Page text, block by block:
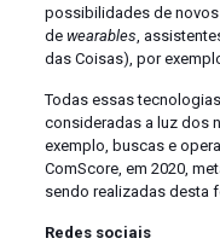
possibilidades de
de wearables ,
das Coisas), por
Todas essas
consideradas a luz dos
exemplo, buscas e
ComScore, em 2020,
sendo realizadas desta
Redes sociais